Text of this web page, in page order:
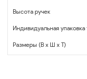
Высота ручек
Индивидуальная упаковка
Размеры (В x Ш x Т)